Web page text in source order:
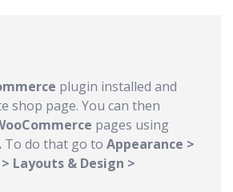
plugin installed and
shop page. You can then
pages using
To do that go to Appearance >
Layouts & Design >